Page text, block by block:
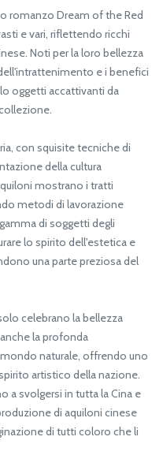
romanzo Dream of the Red
e vari, riflettendo ricchi
Noti per la loro bellezza
e i benefici
oggetti accattivanti da
con squisite tecniche di
della cultura
mostrano i tratti
metodi di lavorazione
di soggetti degli
lo spirito dell'estetica e
una parte preziosa del
celebrano la bellezza
la profonda
naturale, offrendo uno
artistico della nazione.
a svolgersi in tutta la Cina e
di aquiloni cinese
di tutti coloro che li